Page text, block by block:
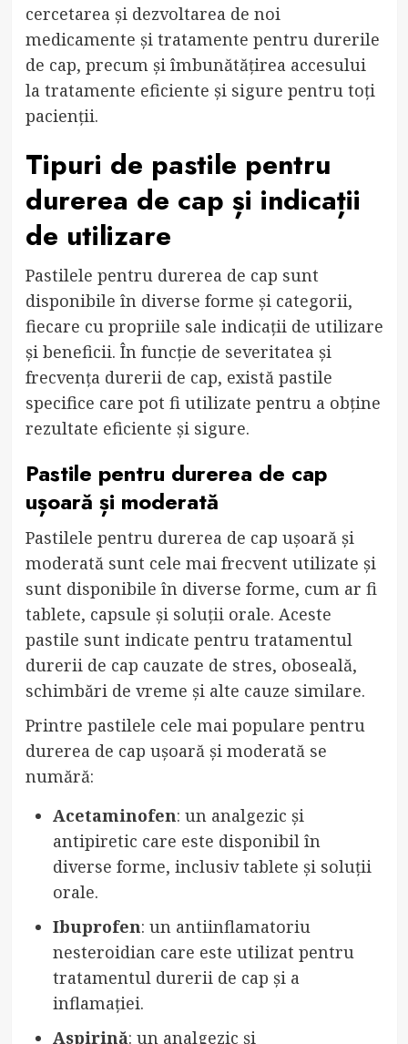
cercetarea și dezvoltarea de noi
medicamente și tratamente pentru durerile
de cap, precum și îmbunătățirea accesului
la tratamente eficiente și sigure pentru toți
pacienții.
Tipuri de pastile pentru
durerea de cap și indicații
de utilizare
Pastilele pentru durerea de cap sunt
disponibile în diverse forme și categorii,
fiecare cu propriile sale indicații de utilizare
și beneficii. În funcție de severitatea și
frecvența durerii de cap, există pastile
specifice care pot fi utilizate pentru a obține
rezultate eficiente și sigure.
Pastile pentru durerea de cap
ușoară și moderată
Pastilele pentru durerea de cap ușoară și
moderată sunt cele mai frecvent utilizate și
sunt disponibile în diverse forme, cum ar fi
tablete, capsule și soluții orale. Aceste
pastile sunt indicate pentru tratamentul
durerii de cap cauzate de stres, oboseală,
schimbări de vreme și alte cauze similare.
Printre pastilele cele mai populare pentru
durerea de cap ușoară și moderată se
numără:
Acetaminofen: un analgezic și
antipiretic care este disponibil în
diverse forme, inclusiv tablete și soluții
orale.
Ibuprofen: un antiinflamatoriu
nesteroidian care este utilizat pentru
tratamentul durerii de cap și a
inflamației.
Aspirină: un analgezic și